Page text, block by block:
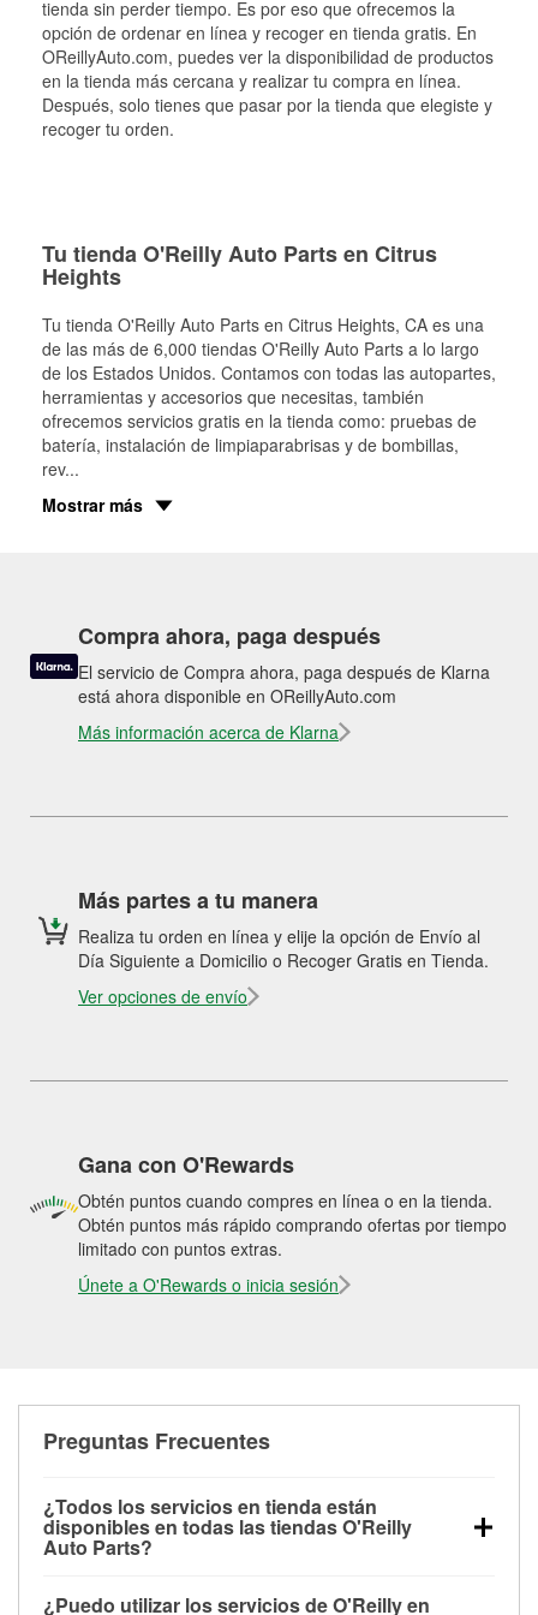
tienda sin perder tiempo. Es por eso que ofrecemos la
opción de ordenar en línea y recoger en tienda gratis. En
OReillyAuto.com, puedes ver la disponibilidad de productos
en la tienda más cercana y realizar tu compra en línea.
Después, solo tienes que pasar por la tienda que elegiste y
recoger tu orden.
Tu tienda O'Reilly Auto Parts en Citrus
Heights
Tu tienda O'Reilly Auto Parts en Citrus Heights, CA es una
de las más de 6,000 tiendas O'Reilly Auto Parts a lo largo
de los Estados Unidos. Contamos con todas las autopartes,
herramientas y accesorios que necesitas, también
ofrecemos servicios gratis en la tienda como: pruebas de
batería, instalación de limpiaparabrisas y de bombillas,
rev...
Mostrar más
Compra ahora, paga después
El servicio de Compra ahora, paga después de Klarna
está ahora disponible en OReillyAuto.com
Más información acerca de Klarna
Más partes a tu manera
Realiza tu orden en línea y elije la opción de Envío al
Día Siguiente a Domicilio o Recoger Gratis en Tienda.
Ver opciones de envío
Gana con O'Rewards
Obtén puntos cuando compres en línea o en la tienda.
Obtén puntos más rápido comprando ofertas por tiempo
limitado con puntos extras.
Únete a O'Rewards o inicia sesión
Preguntas Frecuentes
¿Todos los servicios en tienda están
disponibles en todas las tiendas O'Reilly
Auto Parts?
¿Puedo utilizar los servicios de O'Reilly en